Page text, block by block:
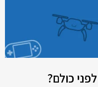
כולם?